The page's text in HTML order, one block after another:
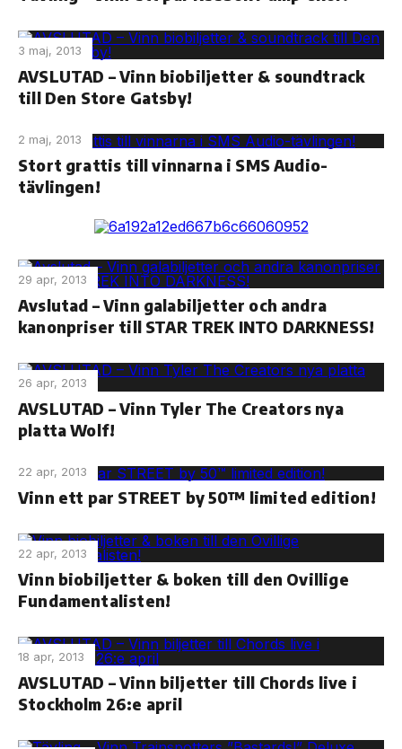
3 maj, 2013
AVSLUTAD – Vinn biobiljetter & soundtrack
till Den Store Gatsby!
2 maj, 2013
Stort grattis till vinnarna i SMS Audio-
tävlingen!
29 apr, 2013
Avslutad – Vinn galabiljetter och andra
kanonpriser till STAR TREK INTO DARKNESS!
26 apr, 2013
AVSLUTAD – Vinn Tyler The Creators nya
platta Wolf!
22 apr, 2013
Vinn ett par STREET by 50™ limited edition!
22 apr, 2013
Vinn biobiljetter & boken till den Ovillige
Fundamentalisten!
18 apr, 2013
AVSLUTAD – Vinn biljetter till Chords live i
Stockholm 26:e april